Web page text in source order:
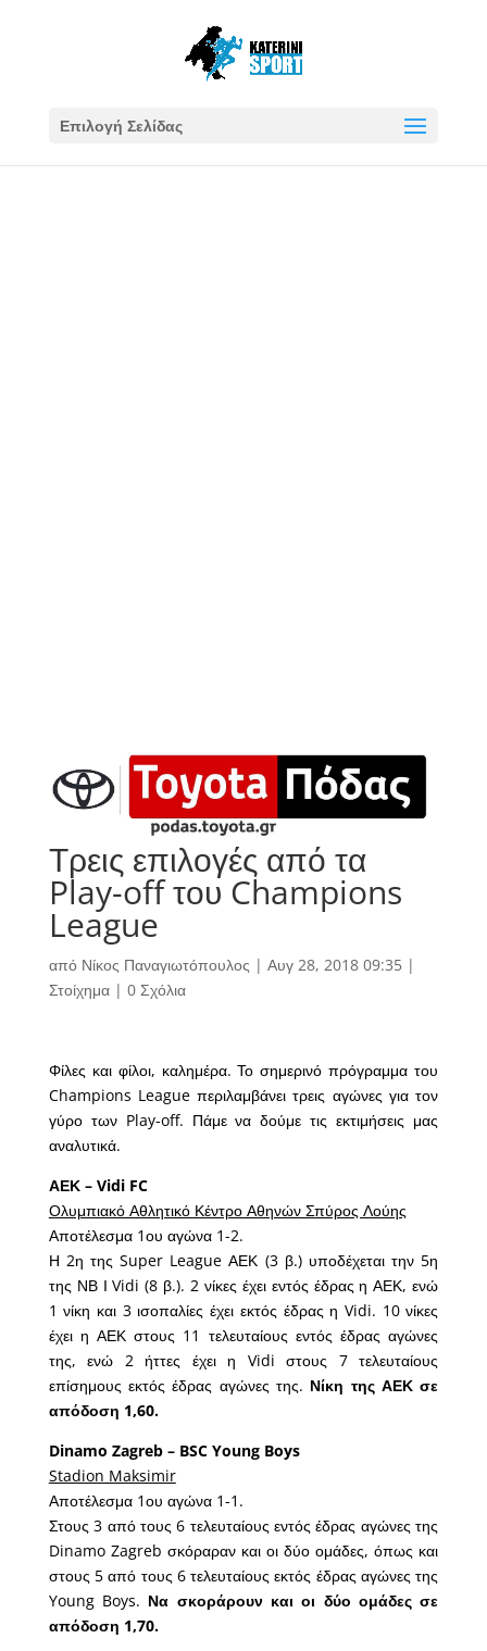
Επιλογή Σελίδας
Τρεις επιλογές από τα
Play-off του Champions
League
από Νίκος Παναγιωτόπουλος | Αυγ 28, 2018 09:35|
Στοίχημα| 0 Σχόλια
Φίλες και φίλοι, καλημέρα. Το σημερινό πρόγραμμα του
Champions League περιλαμβάνει τρεις αγώνες για τον
γύρο των Play-off. Πάμε να δούμε τις εκτιμήσεις μας
αναλυτικά.
ΑΕΚ – Vidi FC
Ολυμπιακό Αθλητικό Κέντρο Αθηνών Σπύρος Λούης
Αποτέλεσμα 1ου αγώνα 1-2.
Η 2η της Super League ΑΕΚ (3 β.) υποδέχεται την 5η
της ΝΒ Ι Vidi (8 β.). 2 νίκες έχει εντός έδρας η ΑΕΚ, ενώ
1 νίκη και 3 ισοπαλίες έχει εκτός έδρας η Vidi. 10 νίκες
έχει η ΑΕΚ στους 11 τελευταίους εντός έδρας αγώνες
της, ενώ 2 ήττες έχει η Vidi στους 7 τελευταίους
επίσημους εκτός έδρας αγώνες της. Νίκη της ΑΕΚ σε
απόδοση 1,60.
Dinamo Zagreb – BSC Young Boys
Stadion Maksimir
Αποτέλεσμα 1ου αγώνα 1-1.
Στους 3 από τους 6 τελευταίους εντός έδρας αγώνες της
Dinamo Zagreb σκόραραν και οι δύο ομάδες, όπως και
στους 5 από τους 6 τελευταίους εκτός έδρας αγώνες της
Young Boys. Να σκοράρουν και οι δύο ομάδες σε
απόδοση 1,70.